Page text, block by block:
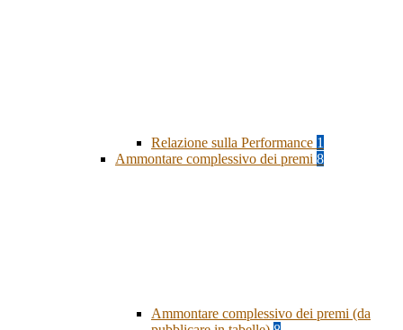
Relazione sulla Performance 1
Ammontare complessivo dei premi 8
Ammontare complessivo dei premi (da